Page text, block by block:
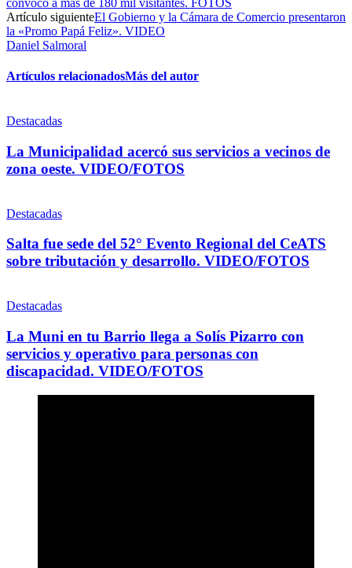
Artículo siguienteEl Gobierno y la Cámara de Comercio presentaron
la «Promo Papá Feliz». VIDEO
Daniel Salmoral
Artículos relacionadosMás del autor
Destacadas
La Municipalidad acercó sus servicios a vecinos de
zona oeste. VIDEO/FOTOS
Destacadas
Salta fue sede del 52° Evento Regional del CeATS
sobre tributación y desarrollo. VIDEO/FOTOS
Destacadas
La Muni en tu Barrio llega a Solís Pizarro con
servicios y operativo para personas con
discapacidad. VIDEO/FOTOS